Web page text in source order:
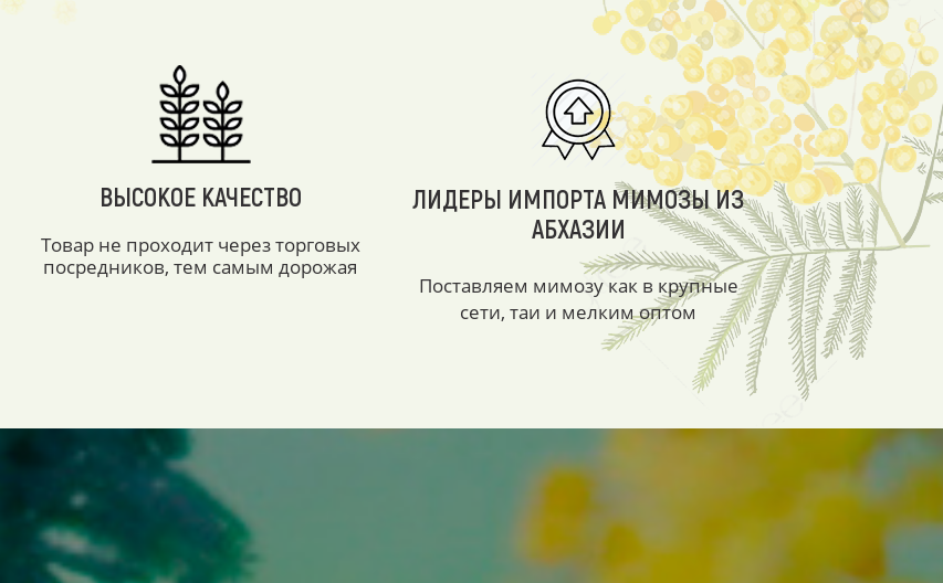
ВЫСОКОЕ КАЧЕСТВО
Товар не проходит через торговых
посредников, тем самым дорожая
ЛИДЕРЫ ИМПОРТА МИМОЗЫ ИЗ
АБХАЗИИ
Поставляем мимозу как в крупные
сети, таи и мелким оптом